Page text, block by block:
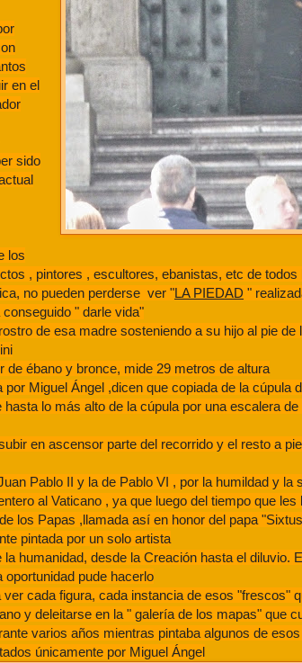
en el
sido
los
, pintores , escultores, ebanistas, etc de todos
no pueden perderse ver "LA PIEDAD "
" darle vida"
de esa madre sosteniendo a su hijo al pie
de ébano y bronce, mide 29 metros de altura
Miguel Ángel ,dicen que copiada de la cúpula
hasta lo más alto de la cúpula por una escalera
en ascensor parte del recorrido y el resto a
Pablo II y la de Pablo VI , por la humildad y la
al Vaticano , ya que luego del tiempo que
los Papas ,llamada así en honor del papa
pintada por un solo artista
humanidad, desde la Creación hasta el
oportunidad pude hacerlo
ver cada figura, cada instancia de esos "frescos"
y deleitarse en la " galería de los mapas" que
varios años mientras pintaba algunos de
únicamente por Miguel Ángel